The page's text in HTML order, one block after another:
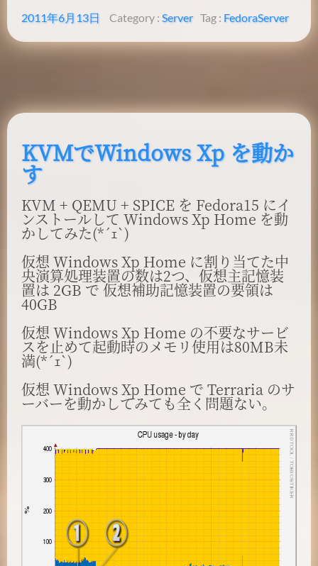
2011年6月13日 Category : Server Tag : FedoraServer
KVMでWindows Xp を動か
す
KVM + QEMU + SPICE を Fedora15 にイ
ンストールして Windows Xp Home を動
かしてみた(*´ｪ`)
仮想 Windows Xp Home に割り当てた中
央演算処理装置の数は2つ、仮想主記憶装
置は 2GB で 仮想補助記憶装置の要領は
40GB
仮想 Windows Xp Home の不要なサービ
スを止めて起動時のメモリ使用は80MB未
満(*´ｪ`)
仮想 Windows Xp Home で Terraria のサ
ーバーを動かしてみても全く問題ない。